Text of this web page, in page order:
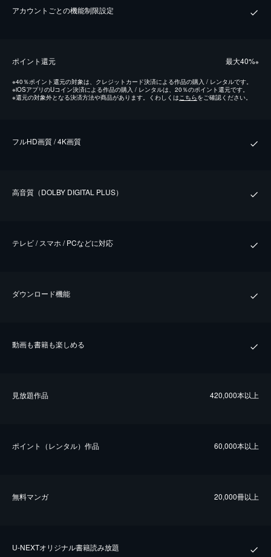
アカウントごとの機能制限設定
ポイント還元 最⼤40%※
※40％ポイント還元の対象は、クレジットカード決済による作品の購入 / レンタルです。
※iOSアプリのUコイン決済による作品の購入 / レンタルは、20％のポイント還元です。
※還元の対象外となる決済方法や商品があります。くわしくはこちらをご確認ください。
フルHD画質 / 4K画質
⾼⾳質（DOLBY DIGITAL PLUS）
テレビ / スマホ / PCなどに対応
ダウンロード機能
動画も書籍も楽しめる
⾒放題作品 420,000本以上
ポイント（レンタル）作品 60,000本以上
無料マンガ 20,000冊以上
U-NEXTオリジナル書籍読み放題